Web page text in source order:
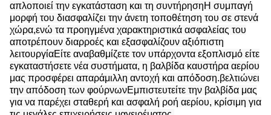
απλοποιεί την εγκατάσταση και τη συντήρησηΗ συμπαγή
μορφή του διασφαλίζει την άνετη τοποθέτηση του σε στενά
χώρα,ενώ τα προηγμένα χαρακτηριστικά ασφαλείας του
αποτρέπουν διαρροές και εξασφαλίζουν αξιόπιστη
λειτουργίαΕίτε αναβαθμίζετε τον υπάρχοντα εξοπλισμό είτε
εγκαταστήσετε νέα συστήματα, η βαλβίδα καυστήρα αερίου
μας προσφέρει απαράμιλλη αντοχή και απόδοση.βελτιώνει
την απόδοση των φούρνωνΕμπιστευτείτε την βαλβίδα μας
για να παρέχει σταθερή και ασφαλή ροή αερίου, κρίσιμη για